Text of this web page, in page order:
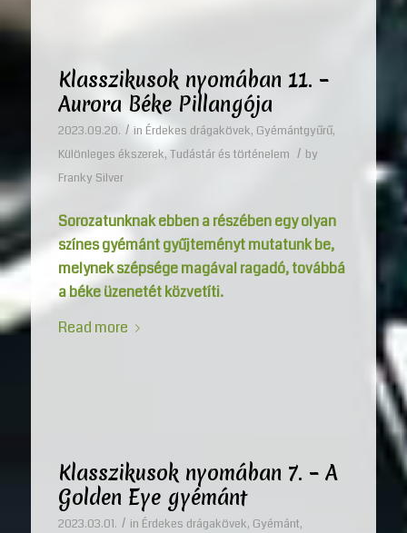
Klasszikusok nyomában 11. –
Aurora Béke Pillangója
2023.09.20. / in Érdekes drágakövek, Gyémántgyűrű,
Különleges ékszerek, Tudástár és történelem / by
Franky Silver
Sorozatunknak ebben a részében egy olyan
színes gyémánt gyűjteményt mutatunk be,
melynek szépsége magával ragadó, továbbá
a béke üzenetét közvetíti.
Read more
Klasszikusok nyomában 7. – A
Golden Eye gyémánt
2023.03.01. / in Érdekes drágakövek, Gyémánt,